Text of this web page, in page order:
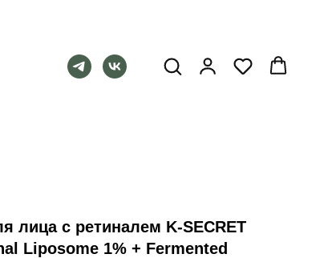
лица с ретиналем K-SECRET
Liposome 1% + Fermented